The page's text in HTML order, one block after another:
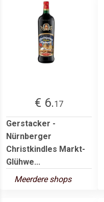
€ 6.17
Gerstacker -
Nürnberger
Christkindles Markt-
Glühwe...
Meerdere shops